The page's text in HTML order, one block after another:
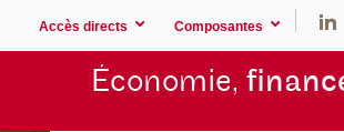
Accès directs Composantes
Économie,